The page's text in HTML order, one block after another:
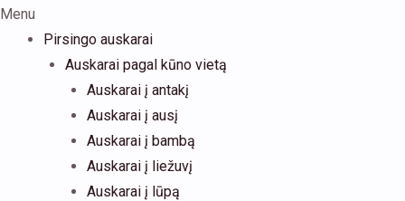
Menu
Pirsingo auskarai
Auskarai pagal kūno vietą
Auskarai į antakį
Auskarai į ausį
Auskarai į bambą
Auskarai į liežuvį
Auskarai į lūpą